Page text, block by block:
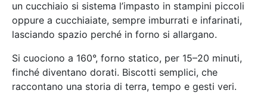
un cucchiaio si sistema l’impasto in stampini piccoli
oppure a cucchiaiate, sempre imburrati e infarinati,
lasciando spazio perché in forno si allargano.
Si cuociono a 160°, forno statico, per 15–20 minuti,
finché diventano dorati. Biscotti semplici, che
raccontano una storia di terra, tempo e gesti veri.